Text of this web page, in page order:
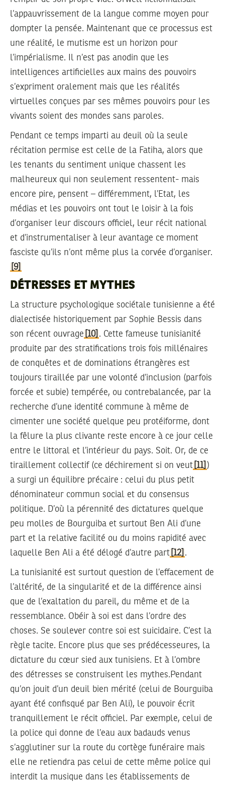
l’appauvrissement de la langue comme moyen pour
dompter la pensée. Maintenant que ce processus est
une réalité, le mutisme est un horizon pour
l’impérialisme. Il n’est pas anodin que les
intelligences artificielles aux mains des pouvoirs
s’expriment oralement mais que les réalités
virtuelles conçues par ses mêmes pouvoirs pour les
vivants soient des mondes sans paroles.
Pendant ce temps imparti au deuil où la seule
récitation permise est celle de la Fatiha, alors que
les tenants du sentiment unique chassent les
malheureux qui non seulement ressentent- mais
encore pire, pensent – différemment, l’Etat, les
médias et les pouvoirs ont tout le loisir à la fois
d’organiser leur discours officiel, leur récit national
et d’instrumentaliser à leur avantage ce moment
fasciste qu’ils n’ont même plus la corvée d’organiser.
[9]
DÉTRESSES ET MYTHES
La structure psychologique sociétale tunisienne a été
dialectisée historiquement par Sophie Bessis dans
son récent ouvrage [10] . Cette fameuse tunisianité
produite par des stratifications trois fois millénaires
de conquêtes et de dominations étrangères est
toujours tiraillée par une volonté d’inclusion (parfois
forcée et subie) tempérée, ou contrebalancée, par la
recherche d’une identité commune à même de
cimenter une société quelque peu protéiforme, dont
la fêlure la plus clivante reste encore à ce jour celle
entre le littoral et l’intérieur du pays. Soit. Or, de ce
tiraillement collectif (ce déchirement si on veut [11] )
a surgi un équilibre précaire : celui du plus petit
dénominateur commun social et du consensus
politique. D’où la pérennité des dictatures quelque
peu molles de Bourguiba et surtout Ben Ali d’une
part et la relative facilité ou du moins rapidité avec
laquelle Ben Ali a été délogé d’autre part [12] .
La tunisianité est surtout question de l’effacement de
l’altérité, de la singularité et de la différence ainsi
que de l’exaltation du pareil, du même et de la
ressemblance. Obéir à soi est dans l’ordre des
choses. Se soulever contre soi est suicidaire. C’est la
règle tacite. Encore plus que ses prédécesseures, la
dictature du cœur sied aux tunisiens. Et à l’ombre
des détresses se construisent les mythes.Pendant
qu’on jouit d’un deuil bien mérité (celui de Bourguiba
ayant été confisqué par Ben Ali), le pouvoir écrit
tranquillement le récit officiel. Par exemple, celui de
la police qui donne de l’eau aux badauds venus
s’agglutiner sur la route du cortège funéraire mais
elle ne retiendra pas celui de cette même police qui
interdit la musique dans les établissements de